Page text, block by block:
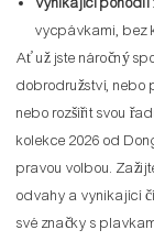
Vynikající pohodlí
vycpávkami, bez
Ať už jste náročný
dobrodružství, nebo
nebo rozšířit svou
kolekce 2026 od
pravou volbou.
odvahy a vynikající
své značky s